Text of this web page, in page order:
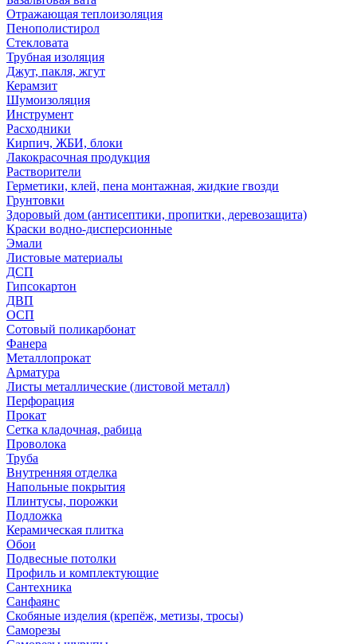
Отражающая теплоизоляция
Пенополистирол
Стекловата
Трубная изоляция
Джут, пакля, жгут
Керамзит
Шумоизоляция
Инструмент
Расходники
Кирпич, ЖБИ, блоки
Лакокрасочная продукция
Растворители
Герметики, клей, пена монтажная, жидкие гвозди
Грунтовки
Здоровый дом (антисептики, пропитки, деревозащита)
Краски водно-дисперсионные
Эмали
Листовые материалы
ДСП
Гипсокартон
ДВП
ОСП
Сотовый поликарбонат
Фанера
Металлопрокат
Арматура
Листы металлические (листовой металл)
Перфорация
Прокат
Сетка кладочная, рабица
Проволока
Труба
Внутренняя отделка
Напольные покрытия
Плинтусы, порожки
Подложка
Керамическая плитка
Обои
Подвесные потолки
Профиль и комплектующие
Сантехника
Санфаянс
Скобяные изделия (крепёж, метизы, тросы)
Саморезы